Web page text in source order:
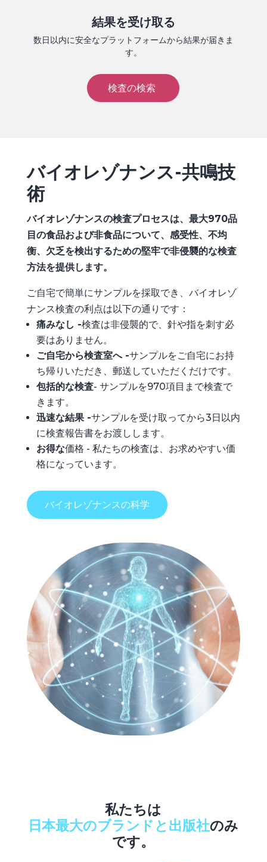
結果を受け取る
数日以内に安全なプラットフォームから結果が届きま
す。
検査の検索
バイオレゾナンス-共鳴技
術
バイオレゾナンスの検査プロセスは、最大970品
目の食品および非食品について、感受性、不均
衡、欠乏を検出するための堅牢で非侵襲的な検査
方法を提供します。
ご自宅で簡単にサンプルを採取でき、バイオレゾ
ナンス検査の利点は以下の通りです：
痛みなし -検査は非侵襲的で、針や指を刺す必
要はありません。
ご自宅から検査室へ -サンプルをご自宅にお持
ち帰りいただき、郵送していただくだけです。
包括的な検査- サンプルを970項目まで検査で
きます。
迅速な結果 -サンプルを受け取ってから3日以内
に検査報告書をお渡しします。
お得な価格 - 私たちの検査は、お求めやすい価
格になっています。
バイオレゾナンスの科学
私たちは
日本最大のブランドと出版社のみ
です。